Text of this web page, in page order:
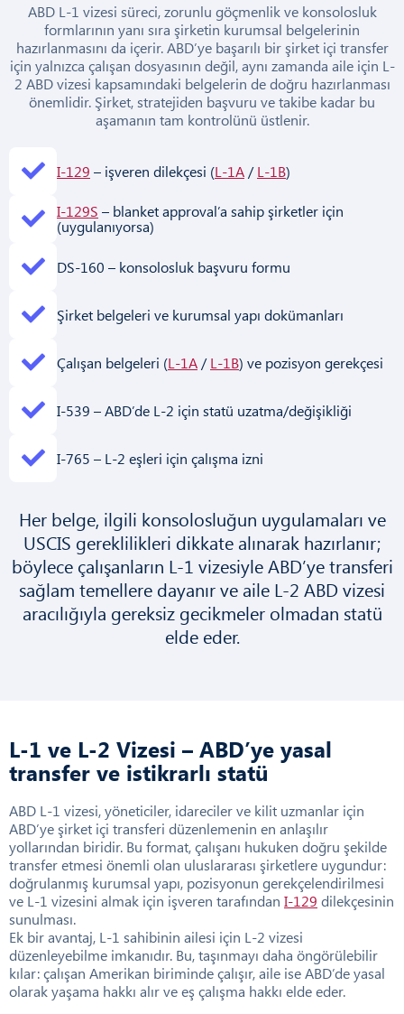
ABD L-1 vizesi süreci, zorunlu göçmenlik ve konsolosluk
formlarının yanı sıra şirketin kurumsal belgelerinin
hazırlanmasını da içerir. ABD’ye başarılı bir şirket içi transfer
için yalnızca çalışan dosyasının değil, aynı zamanda aile için L-
2 ABD vizesi kapsamındaki belgelerin de doğru hazırlanması
önemlidir. Şirket, stratejiden başvuru ve takibe kadar bu
aşamanın tam kontrolünü üstlenir.
I-129 – işveren dilekçesi (L-1A /L-1B)
I-129S – blanket approval’a sahip şirketler için
(uygulanıyorsa)
DS-160 – konsolosluk başvuru formu
Şirket belgeleri ve kurumsal yapı dokümanları
Çalışan belgeleri (L-1A /L-1B) ve pozisyon gerekçesi
I-539 – ABD’de L-2 için statü uzatma/değişikliği
I-765 – L-2 eşleri için çalışma izni
Her belge, ilgili konsolosluğun uygulamaları ve
USCIS gereklilikleri dikkate alınarak hazırlanır;
böylece çalışanların L-1 vizesiyle ABD’ye transferi
sağlam temellere dayanır ve aile L-2 ABD vizesi
aracılığıyla gereksiz gecikmeler olmadan statü
elde eder.
L-1 ve L-2 Vizesi – ABD’ye yasal
transfer ve istikrarlı statü
ABD L-1 vizesi, yöneticiler, idareciler ve kilit uzmanlar için
ABD’ye şirket içi transferi düzenlemenin en anlaşılır
yollarından biridir. Bu format, çalışanı hukuken doğru şekilde
transfer etmesi önemli olan uluslararası şirketlere uygundur:
doğrulanmış kurumsal yapı, pozisyonun gerekçelendirilmesi
ve L-1 vizesini almak için işveren tarafından I-129 dilekçesinin
sunulması.
Ek bir avantaj, L-1 sahibinin ailesi için L-2 vizesi
düzenleyebilme imkanıdır. Bu, taşınmayı daha öngörülebilir
kılar: çalışan Amerikan biriminde çalışır, aile ise ABD’de yasal
olarak yaşama hakkı alır ve eş çalışma hakkı elde eder.